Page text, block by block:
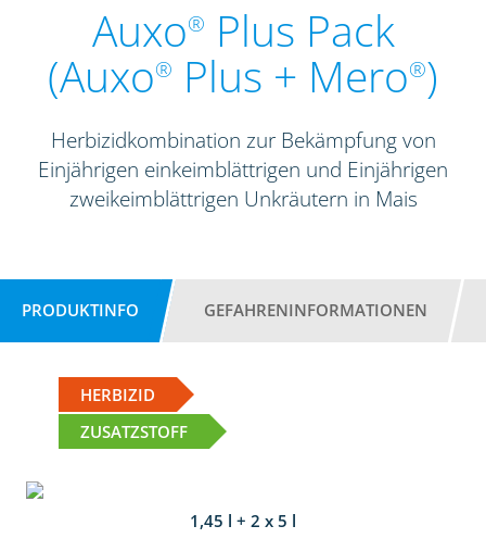
Auxo® Plus Pack
(Auxo® Plus + Mero®)
Herbizidkombination zur Bekämpfung von
Einjährigen einkeimblättrigen und Einjährigen
zweikeimblättrigen Unkräutern in Mais
PRODUKTINFO GEFAHRENINFORMATIONEN
HERBIZID
ZUSATZSTOFF
1,45 l + 2 x 5 l